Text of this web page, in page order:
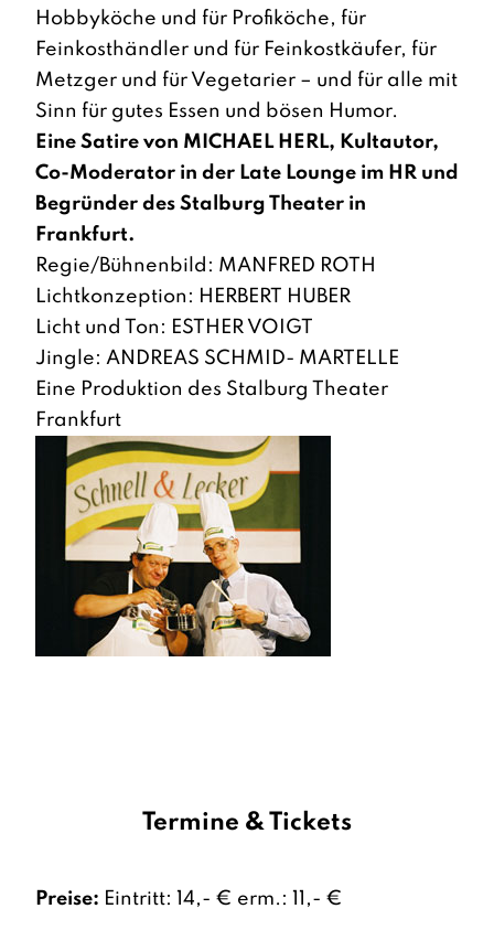
Hobbyköche und für Profiköche, für
Feinkosthändler und für Feinkostkäufer, für
Metzger und für Vegetarier – und für alle mit
Sinn für gutes Essen und bösen Humor.
Eine Satire von MICHAEL HERL, Kultautor,
Co-Moderator in der Late Lounge im HR und
Begründer des Stalburg Theater in
Frankfurt.
Regie/Bühnenbild: MANFRED ROTH
Lichtkonzeption: HERBERT HUBER
Licht und Ton: ESTHER VOIGT
Jingle: ANDREAS SCHMID- MARTELLE
Eine Produktion des Stalburg Theater
Frankfurt
Termine & Tickets
Preise: Eintritt: 14,- € erm.: 11,- €